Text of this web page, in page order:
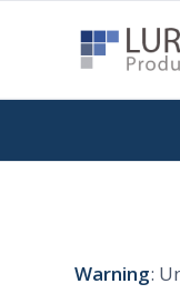
Warning: